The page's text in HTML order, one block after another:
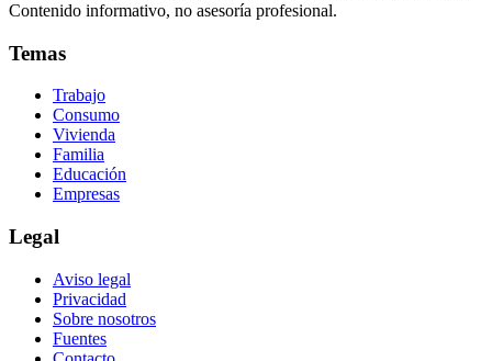
Contenido informativo, no asesoría profesional.
Temas
Trabajo
Consumo
Vivienda
Familia
Educación
Empresas
Legal
Aviso legal
Privacidad
Sobre nosotros
Fuentes